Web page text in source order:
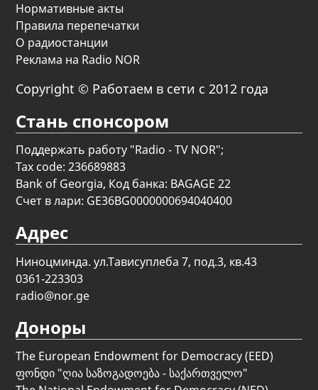
Нормативные акты
Правила перепечатки
О радиостанции
Реклама на Radio NOR
Copyright © Работаем в сети с 2012 года
Стань спонсором
Поддержать работу "Radio - TV NOR";
Tax code: 236689883
Bank of Georgia, Код банка: BAGAGE 22
Счет в лари: GE36BG0000000694040400
Адрес
Ниноцминда. ул.Тависуплеба 7, под.3, кв.43
0361-223303
radio@nor.ge
Доноры
The European Endowment for Democracy (EED)
ფონდი "ღია საზოგადოება - საქართველო"